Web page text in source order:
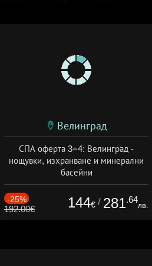
Велинград
СПА оферта 3=4: Велинград -
нощувки, изхранване и минерални
басейни
Дата: 01.07 - 30.09 + полупансион
-25%
192.00€ 144€ / 281.64
лв.